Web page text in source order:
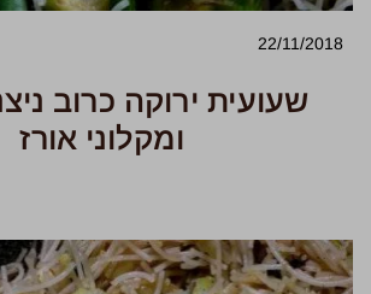
22/11/2018
שעועית ירוקה כרוב
ומקלוני אורז